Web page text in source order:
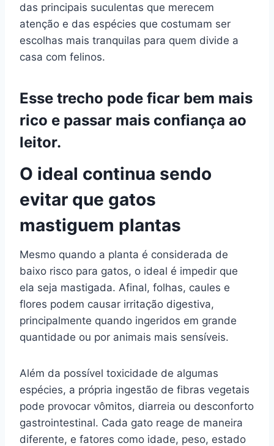
das principais suculentas que merecem
atenção e das espécies que costumam ser
escolhas mais tranquilas para quem divide a
casa com felinos.
Esse trecho pode ficar bem mais
rico e passar mais confiança ao
leitor.
O ideal continua sendo
evitar que gatos
mastiguem plantas
Mesmo quando a planta é considerada de
baixo risco para gatos, o ideal é impedir que
ela seja mastigada. Afinal, folhas, caules e
flores podem causar irritação digestiva,
principalmente quando ingeridos em grande
quantidade ou por animais mais sensíveis.
Além da possível toxicidade de algumas
espécies, a própria ingestão de fibras vegetais
pode provocar vômitos, diarreia ou desconforto
gastrointestinal. Cada gato reage de maneira
diferente, e fatores como idade, peso, estado